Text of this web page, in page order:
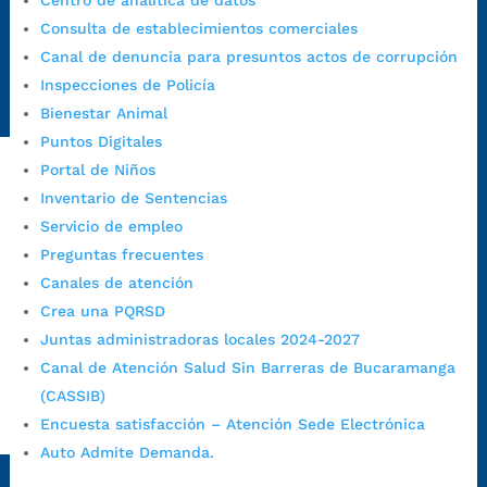
Consulta de establecimientos comerciales
Canal de denuncia para presuntos actos de corrupción
Inspecciones de Policía
Bienestar Animal
Puntos Digitales
Portal de Niños
Inventario de Sentencias
Servicio de empleo
Preguntas frecuentes
Canales de atención
Crea una PQRSD
Juntas administradoras locales 2024-2027
Canal de Atención Salud Sin Barreras de Bucaramanga
(CASSIB)
Encuesta satisfacción – Atención Sede Electrónica
Auto Admite Demanda.
https://canaldenuncia.bucaramanga.gov.co/
Emergencia:https://emergencia.bucaramanga.gov.co/
Radique aquí su queja disciplinaria:
https://www.bucaramanga.gov.co/gobierno-ciudadanos-
1/secretarias/oficina-de-control-interno-disciplinario/
Alcaldía de Bucaramanga
@AlcaldíaBGA
Alcaldía de Bucaramanga
PrensaBucaramanga